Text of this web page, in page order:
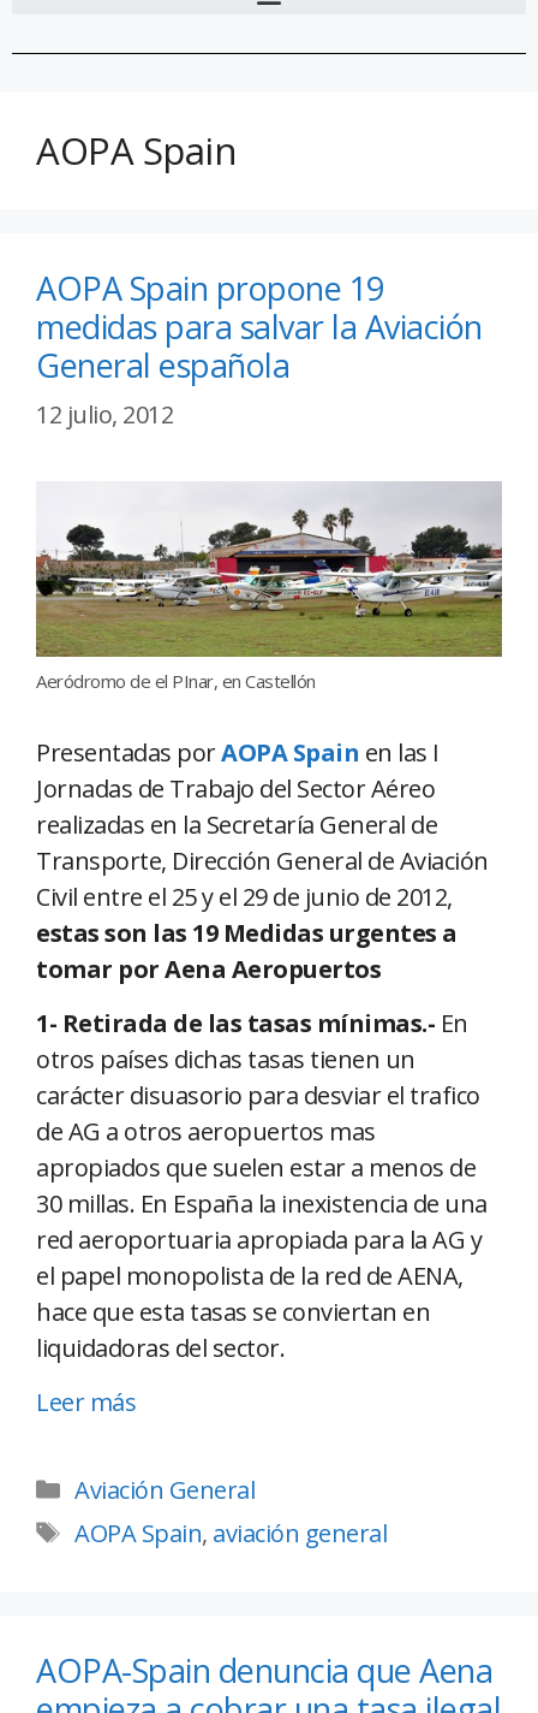
AOPA Spain
AOPA Spain propone 19
medidas para salvar la Aviación
General española
12 julio, 2012
Aeródromo de el PInar, en Castellón
Presentadas porAOPA Spain en las I
Jornadas de Trabajo del Sector Aéreo
realizadas en la Secretaría General de
Transporte, Dirección General de Aviación
Civil entre el 25 y el 29 de junio de 2012,
estas son las 19 Medidas urgentes a
tomar por Aena Aeropuertos
1- Retirada de las tasas mínimas.- En
otros países dichas tasas tienen un
carácter disuasorio para desviar el trafico
de AG a otros aeropuertos mas
apropiados que suelen estar a menos de
30 millas. En España la inexistencia de una
red aeroportuaria apropiada para la AG y
el papel monopolista de la red de AENA,
hace que esta tasas se conviertan en
liquidadoras del sector.
Leer más
Aviación General
AOPA Spain, aviación general
AOPA-Spain denuncia que Aena